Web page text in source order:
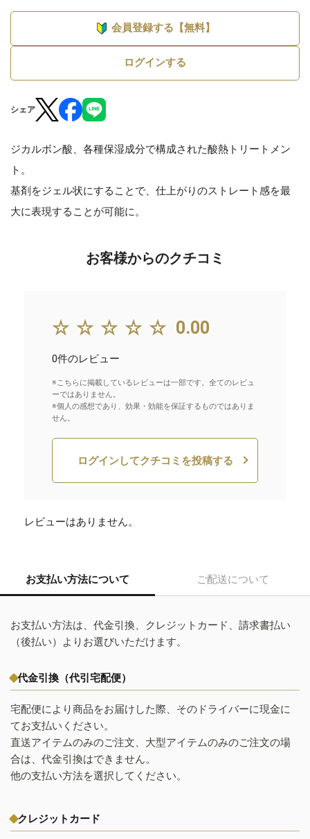
会員登録する【無料】
ログインする
シェア
ジカルボン酸、各種保湿成分で構成された酸熱トリートメン
ト。
基剤をジェル状にすることで、仕上がりのストレート感を最
大に表現することが可能に。
お客様からのクチコミ
☆☆☆☆☆ 0.00
0件のレビュー
※こちらに掲載しているレビューは一部です。全てのレビュ
ーではありません。
※個人の感想であり、効果・効能を保証するものではありま
せん。
ログインしてクチコミを投稿する
レビューはありません。
お支払い方法について ご配送について
お支払い方法は、代金引換、クレジットカード、請求書払い
（後払い）よりお選びいただけます。
代金引換（代引宅配便）
宅配便により商品をお届けした際、そのドライバーに現金に
てお支払いください。
直送アイテムのみのご注文、大型アイテムのみのご注文の場
合は、代金引換はできません。
他の支払い方法を選択してください。
クレジットカード